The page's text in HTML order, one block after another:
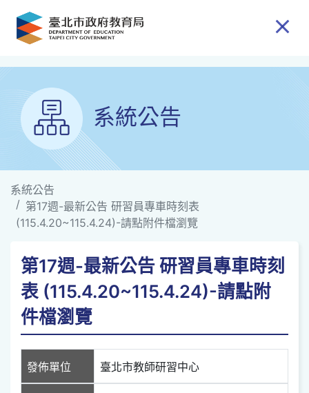
跳到主要內容
系統公告
系統公告
第17週-最新公告 研習員專車時刻表
(115.4.20~115.4.24)-請點附件檔瀏覽
第17週-最新公告 研習員專車時刻
表 (115.4.20~115.4.24)-請點附
件檔瀏覽
發佈單位 臺北市教師研習中心